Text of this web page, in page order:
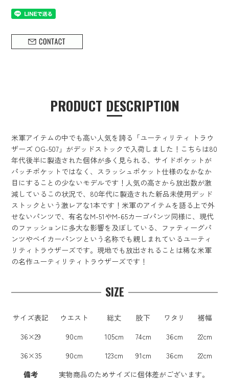
PRODUCT DESCRIPTION
米軍アイテムの中でも高い人気を誇る「ユーティリティ トラウ
ザーズ OG-507」がデッドストックで入荷しました！こちらは80
年代後半に製造された個体が多く見られる、サイドポケットが
パッチポケットではなく、スラッシュポケット仕様のなかなか
目にすることの少ないモデルです！人気の高さから放出数が激
減しているこの状況で、80年代に製造された新品未使用デッド
ストックという激レアな1本です！米軍のアイテムを語る上で外
せないパンツで、有名なM-51やM-65カーゴパンツ同様に、現代
のファッションに多大な影響を及ぼしている、ファティーグパ
ンツやベイカーパンツという名称でも親しまれているユーティ
リティトラウザーズです。現地でも放出されることは稀な米軍
の名作ユーティリティトラウザーズです！
SIZE
サイズ表記 ウエスト 総丈 股下 ワタリ
裾幅
36×29
90cm 105cm 74cm 36cm
22cm
36×35
90cm 123cm 91cm 36cm
22cm
備考
実物商品のためサイズに個体差がございます。